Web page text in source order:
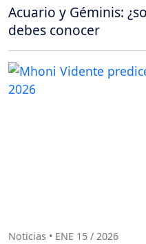
Acuario y Géminis:
debes conocer
Noticias • ENE 15 / 2026